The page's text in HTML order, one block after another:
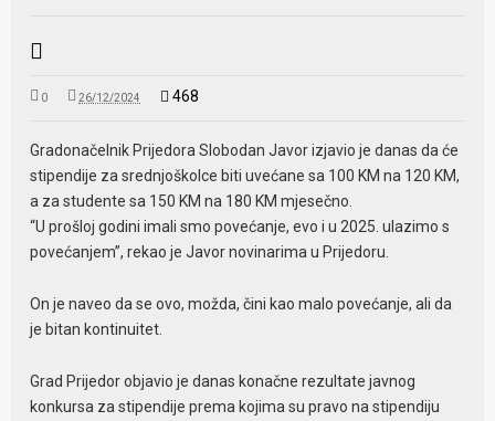
0 26/12/2024 468
Gradonačelnik Prijedora Slobodan Javor izjavio je danas da će
stipendije za srednjoškolce biti uvećane sa 100 KM na 120 KM,
a za studente sa 150 KM na 180 KM mjesečno.
“U prošloj godini imali smo povećanje, evo i u 2025. ulazimo s
povećanjem”, rekao je Javor novinarima u Prijedoru.
On je naveo da se ovo, možda, čini kao malo povećanje, ali da
je bitan kontinuitet.
Grad Prijedor objavio je danas konačne rezultate javnog
konkursa za stipendije prema kojima su pravo na stipendiju